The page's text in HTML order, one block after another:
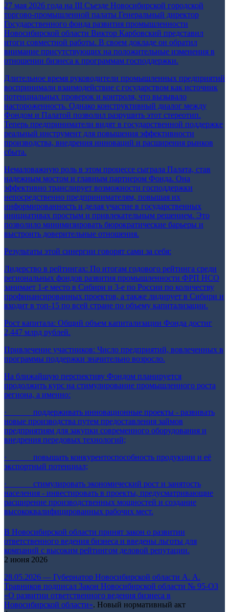
27 мая 2026 года на III Съезде Новосибирской городской
торгово-промышленной палаты Генеральный директор
Государственного фонда развития промышленности
Новосибирской области Виктор Карбовский представил
итоги совместной работы. В своем докладе он обратил
внимание присутствующих на положительные изменения в
отношении бизнеса к программам господдержки.
Длительное время руководители промышленных предприятий
воспринимали взаимодействие с государством как источник
потенциальных проверок и контроля, что вызывало
настороженность. Однако конструктивный диалог между
Фондом и Палатой позволил разрушить этот стереотип.
Теперь предприниматели видят в государственной поддержке
реальный инструмент для повышения эффективности
производства, внедрения инноваций и расширения рынков
сбыта.
Немаловажную роль в этом процессе сыграла Палата, став
надежным мостом и главным партнером Фонда. Она
эффективно транслирует возможности господдержки
непосредственно предпринимателям, повышая их
информированность и делая участие в государственных
инициативах простым и привлекательным решением. Это
позволило минимизировать бюрократические барьеры и
выстроить доверительные отношения.
Результаты этой синергии говорят сами за себя:
Лидерство в рейтингах: По итогам годового рейтинга среди
региональных фондов развития промышленности ФРП НСО
занимает 1-е место в Сибири и 3-е по России по количеству
профинансированных проектов, а также лидирует в Сибири и
входит в топ-15 по всей стране по объему капитализации.
Рост капитала: Общий объем капитализации Фонда достиг
2,447 млрд рублей.
Привлечение участников: Число предприятий, вовлеченных в
программы поддержки значительно возросло.
На ближайшую перспективу Фондом планируется
продолжить курс на стимулирование промышленного роста
региона, а именно:
· поддерживать инновационные проекты - развивать
новые производства путем предоставления займов
предприятиям для закупки современного оборудования и
внедрения передовых технологий;
· повышать конкурентоспособность продукции и её
экспортный потенциал;
· стимулировать экономический рост и занятость
населения - инвестировать в проекты, предусматривающие
расширение производственных мощностей и создание
высококвалифицированных рабочих мест.
В Новосибирской области принят закон о развитии
ответственного ведения бизнеса и введены льготы для
компаний с высоким рейтингом деловой репутации.
2 июня 2026
28.05.2026 — Губернатор Новосибирской области А. А.
Травников подписал Закон Новосибирской области № 95-ОЗ
«О развитии ответственного ведения бизнеса в
Новосибирской области». Новый нормативный акт